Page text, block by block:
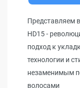
Представляем
HD15 -
подход к
технологии и
незаменимым
волосами